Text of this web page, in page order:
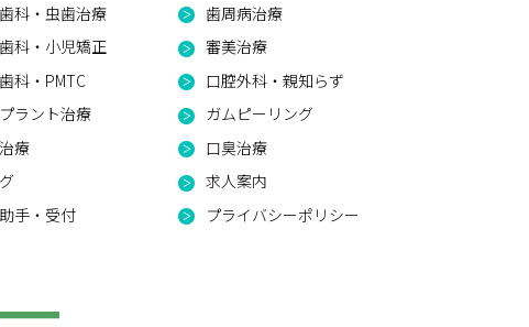
科・虫歯治療
歯周病治療
科・小児矯正
審美治療
科・PMTC
口腔外科・親知らず
ラント治療
ガムピーリング
療
口臭治療
求人案内
手・受付
プライバシーポリシー